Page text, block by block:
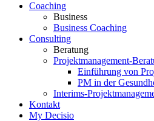
Coaching
Business
Business Coaching
Consulting
Beratung
Projektmanagement-
Einführung von
PM in der
Interims-
Kontakt
My Decisio